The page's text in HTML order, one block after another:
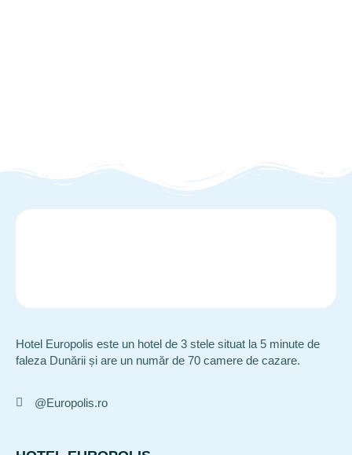
Hotel Europolis este un hotel de 3 stele situat la 5 minute de
faleza Dunării și are un număr de 70 camere de cazare.
@Europolis.ro